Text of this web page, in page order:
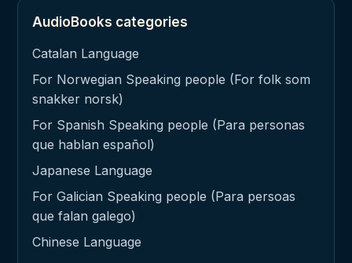
AudioBooks categories
Catalan Language
For Norwegian Speaking people (For folk som
snakker norsk)
For Spanish Speaking people (Para personas
que hablan español)
Japanese Language
For Galician Speaking people (Para persoas
que falan galego)
Chinese Language